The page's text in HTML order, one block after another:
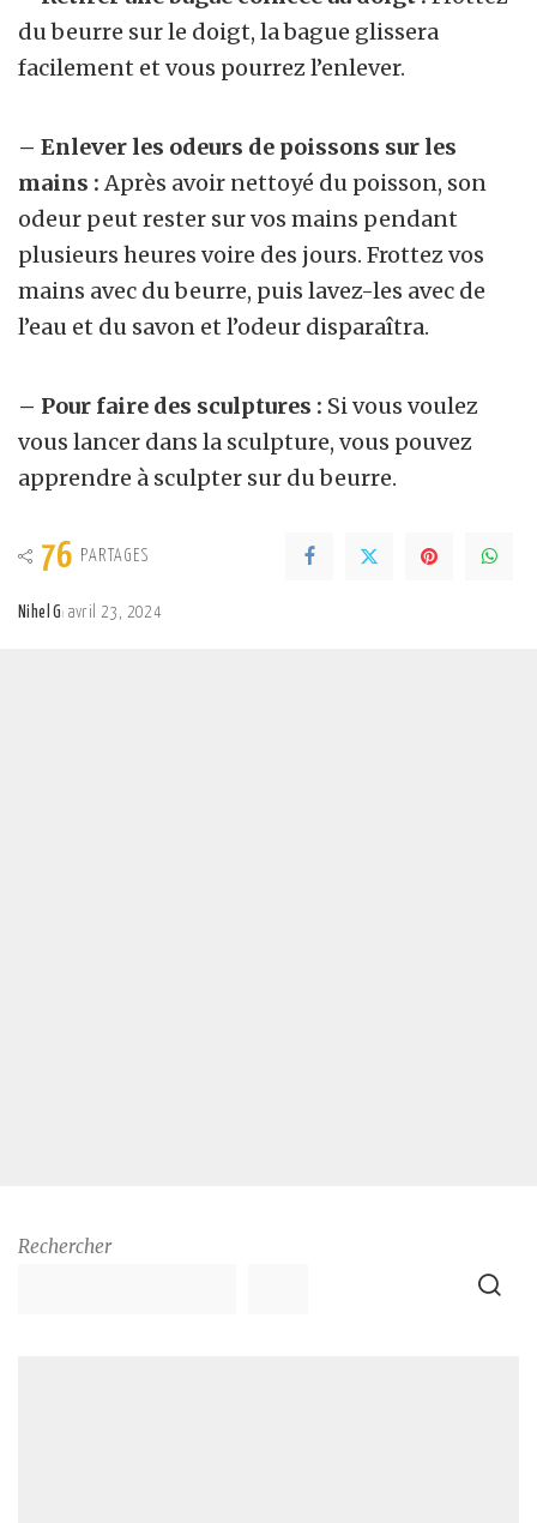
du beurre sur le doigt, la bague glissera
facilement et vous pourrez l’enlever.
– Enlever les odeurs de poissons sur les
mains : Après avoir nettoyé du poisson, son
odeur peut rester sur vos mains pendant
plusieurs heures voire des jours. Frottez vos
mains avec du beurre, puis lavez-les avec de
l’eau et du savon et l’odeur disparaîtra.
– Pour faire des sculptures : Si vous voulez
vous lancer dans la sculpture, vous pouvez
apprendre à sculpter sur du beurre.
76 PARTAGES
Nihel G avril 23, 2024
Rechercher